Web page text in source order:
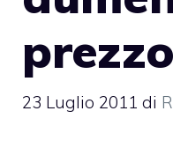
23 Luglio 2011 di